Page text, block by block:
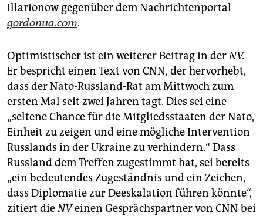
Illarionow gegenüber dem Nachrichtenportal
gordonua.com.
Optimistischer ist ein weiterer Beitrag in derNV.
Er bespricht einen Text von CNN, der hervorhebt,
dass der Nato-Russland-Rat am Mittwoch zum
ersten Mal seit zwei Jahren tagt. Dies sei eine
„seltene Chance für die Mitgliedsstaaten der Nato,
Einheit zu zeigen und eine mögliche Intervention
Russlands in der Ukraine zu verhindern.“ Dass
Russland dem Treffen zugestimmt hat, sei bereits
„ein bedeutendes Zugeständnis und ein Zeichen,
dass Diplomatie zur Deeskalation führen könnte“,
zitiert dieNVeinen Gesprächspartner von CNN bei